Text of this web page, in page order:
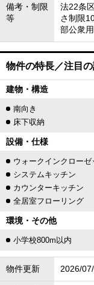
備考・制限
等
法22条
さ制限
部公衆
物件の特長／注目
建物・構造
南向き
床下収納
設備・仕様
ウォークインクローゼ
システムキッチン
カウンターキッチン
全居室フローリング
環境・その他
小学校800m以内
物件更新 2026/